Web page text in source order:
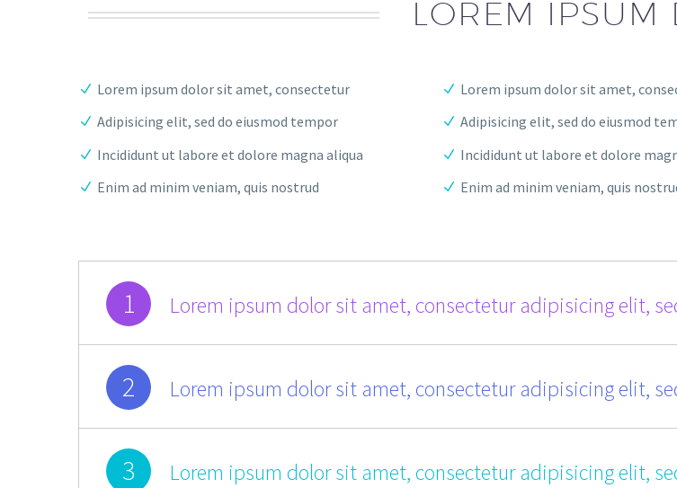
LOREM IPSUM
Lorem ipsum dolor sit amet, consectetur
Adipisicing elit, sed do eiusmod tempor
Incididunt ut labore et dolore magna aliqua
Enim ad minim veniam, quis nostrud
Lorem ipsum dolor sit amet,
Adipisicing elit, sed do eiusmod
Incididunt ut labore et dolore
Enim ad minim veniam, quis
1 Lorem ipsum dolor sit amet, consectetur adipisicing elit,
2 Lorem ipsum dolor sit amet, consectetur adipisicing elit,
3 Lorem ipsum dolor sit amet, consectetur adipisicing elit,